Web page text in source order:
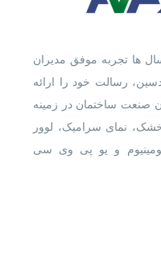
ها تجربه موفق مدیران
رسالت خود را ارائه
صنعت ساختمان در زمینه
نمای سرامیک، لوور
و یو پی وی سی